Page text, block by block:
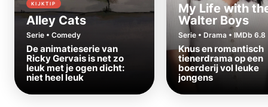
KIJKTIP
Alley Cats
Serie • Comedy
De animatieserie van
Ricky Gervais is net zo
leuk met je ogen dicht:
niet heel leuk
My Life with
Walter Boys
Serie • Drama • IMDb 6.8
Knus en romantisch
tienerdrama op een
boerderij vol leuke
jongens